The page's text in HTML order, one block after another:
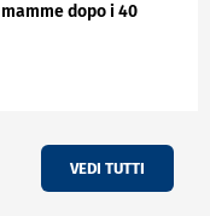
mamme dopo i 40
VEDI TUTTI